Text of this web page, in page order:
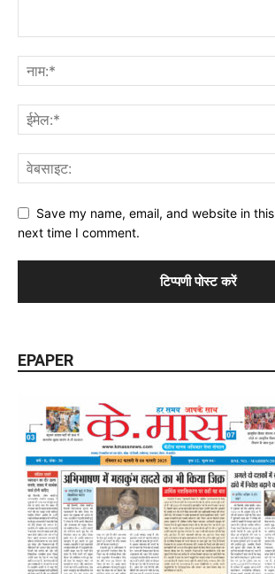
Save my name, email, and website in
next time I comment.
EPAPER